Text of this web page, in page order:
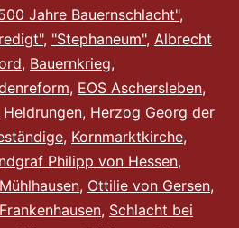
Jahre Bauernschlacht",
, "Stephaneum", Albrecht
, Bauernkrieg,
, EOS Aschersleben,
Heldrungen, Herzog Georg der
, Kornmarktkirche,
Philipp von Hessen,
Mühlhausen, Ottilie von Gersen,
, Schlacht bei